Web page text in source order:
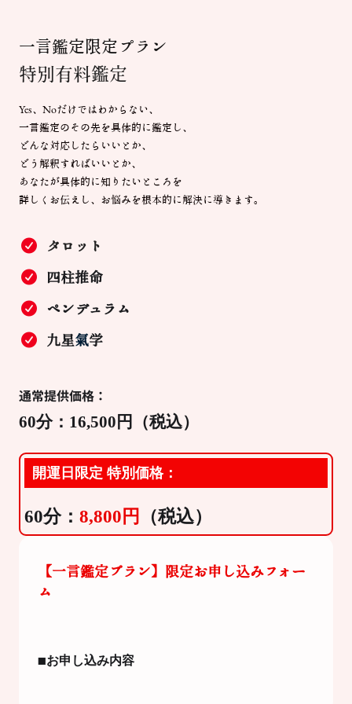
一言鑑定限定プラン
特別有料鑑定
Yes、Noだけではわからない、
一言鑑定のその先を具体的に鑑定し、
どんな対応したらいいとか、
どう解釈すればいいとか、
あなたが具体的に知りたいところを
詳しくお伝えし、お悩みを根本的に解決に導きます。
タロット
四柱推命
ペンデュラム
九星氣学
通常提供価格：
60分：16,500円（税込）
開運日限定 特別価格：
60分： 8,800円 （税込）
【一言鑑定プラン】限定お申し込みフォー
ム
■お申し込み内容